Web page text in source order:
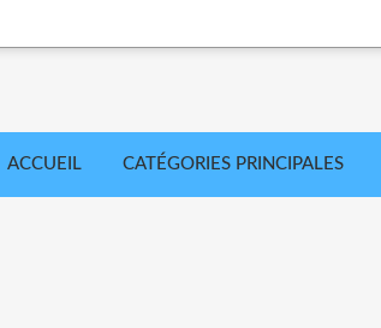
ACCUEIL CATÉGORIES PRINCIPALES